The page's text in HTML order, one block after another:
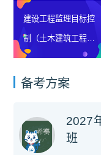
建设工程监理目标控
制（土木建筑工程）
试听视频
备考方案
2027
班